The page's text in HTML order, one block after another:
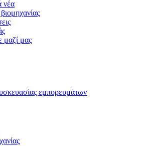
νέα
μαζί μας
εμπορευμάτων